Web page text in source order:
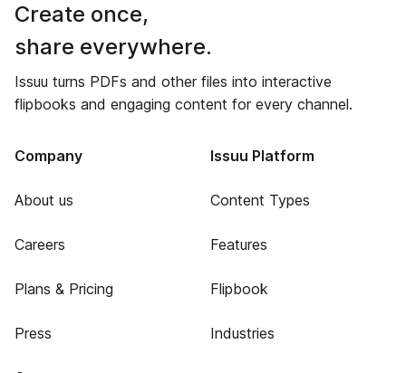
Create once,
share everywhere.
Issuu turns PDFs and other files into interactive
flipbooks and engaging content for every channel.
Company
About us
Careers
Plans & Pricing
Press
Issuu Platform
Content Types
Features
Flipbook
Industries